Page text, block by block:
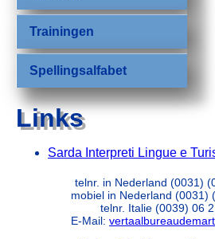
Trainingen
Spellingsalfabet
Links
Sarda Interpreti Lingue e
telnr. in Nederland (0031)
mobiel in Nederland (0031)
telnr. Italie (0039) 06
E-Mail: